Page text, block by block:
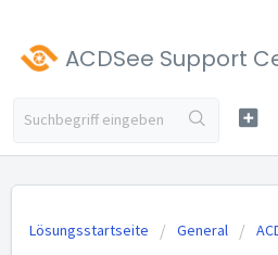
ACDSee Support
Lösungsstartseite General